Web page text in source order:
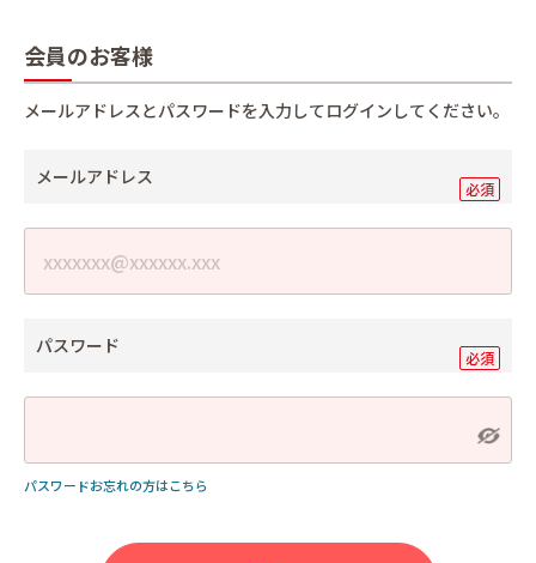
会員のお客様
メールアドレスとパスワードを入力してログインしてください。
メールアドレス
パスワード
パスワードお忘れの方はこちら